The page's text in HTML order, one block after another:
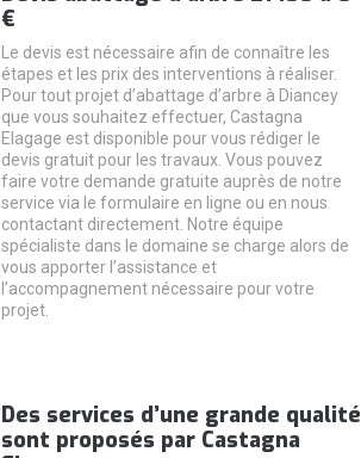
€
Le devis est nécessaire afin de connaître les
étapes et les prix des interventions à réaliser.
Pour tout projet d’abattage d’arbre à Diancey
que vous souhaitez effectuer, Castagna
Elagage est disponible pour vous rédiger le
devis gratuit pour les travaux. Vous pouvez
faire votre demande gratuite auprès de notre
service via le formulaire en ligne ou en nous
contactant directement. Notre équipe
spécialiste dans le domaine se charge alors de
vous apporter l’assistance et
l’accompagnement nécessaire pour votre
projet.
Des services d’une grande qualité
sont proposés par Castagna